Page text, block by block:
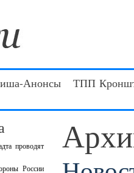
Анонсы ТПП
проводят
России